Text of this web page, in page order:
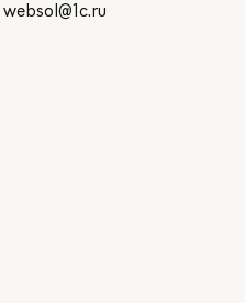
websol@1c.ru